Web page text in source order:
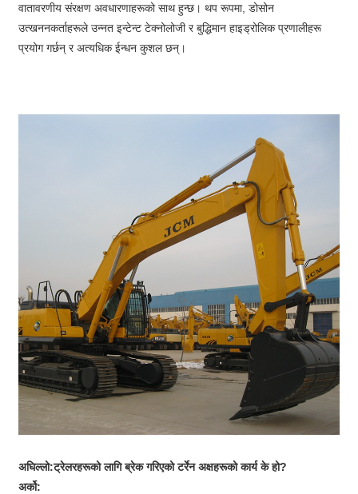
वातावरणीय संरक्षण अवधारणाहरूको साथ हुन्छ। थप रूपमा, डोसोन
उत्खननकर्ताहरूले उन्नत इन्टेन्ट टेक्नोलोजी र बुद्धिमान हाइड्रोलिक प्रणालीहरू
प्रयोग गर्छन् र अत्यधिक ईन्धन कुशल छन्।
अघिल्लो:ट्रेलरहरूको लागि ब्रेक गरिएको टर्रेन अक्षहरूको कार्य के हो?
अर्को: